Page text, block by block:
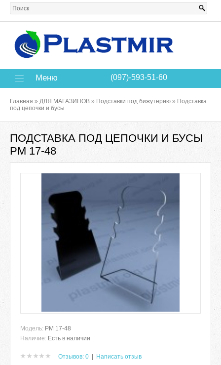
Меню (097)-593-51-60
Главная » ДЛЯ МАГАЗИНОВ » Подставки под бижутерию » Подставка
под цепочки и бусы
ПОДСТАВКА ПОД ЦЕПОЧКИ И БУСЫ
РМ 17-48
Модель: РМ 17-48
Наличие: Есть в наличии
Отзывов: 0 Написать отзыв